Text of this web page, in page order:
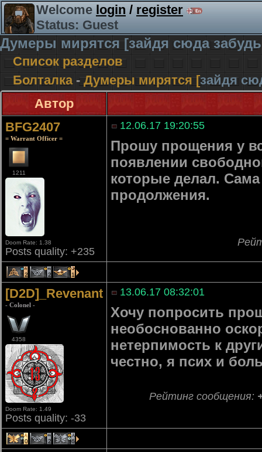
Welcome login/register
Status: Guest
Думеры мирятся [зайдя сюда
Список разделов
Болталка-Думеры мирятся [зайдя
Автор
BFG2407
= Warrant Officer =
1211
Doom Rate: 1.38
Posts quality: +235
12.06.17 19:20:55
Прошу прощения у
появлении
которые делал.
продолжения.
2 2 1
[D2D]_Revenant
- Colonel -
4358
Doom Rate: 1.49
Posts quality: -33
13.06.17 08:32:01
Хочу попросить
необоснованно
нетерпимость к
честно, я псих и
Рейтинг сообщения:
10 2 6